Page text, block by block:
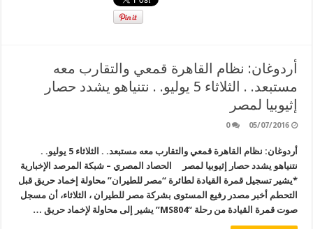
أردوغان: نظام القاهرة قمعي والتقارب معه
مستبعد. . الثلاثاء 5 يوليو. . نتنياهو يشدد حصار
إثيوبيا لمصر
05/07/2016
0
أردوغان: نظام القاهرة قمعي والتقارب معه مستبعد. . الثلاثاء 5 يوليو. .
نتنياهو يشدد حصار إثيوبيا لمصر الحصاد المصري – شبكة المرصد الإخبارية
*يشير تسجيل قمرة القيادة لطائرة “مصر للطيران” محاولة إخماد حريق قبل
التحطم أخبر مصدر رفيع المستوى بشركة مصر للطيران ، الثلاثاء، أن مسجل
صوت قمرة القيادة من رحلة “MS804” يشير إلى محاولة لإخماد حريق …